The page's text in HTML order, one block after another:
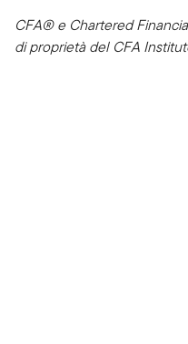
CFA® e Chartered
di proprietà del CFA